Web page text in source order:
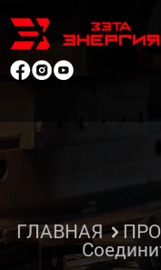
ГЛАВНАЯ